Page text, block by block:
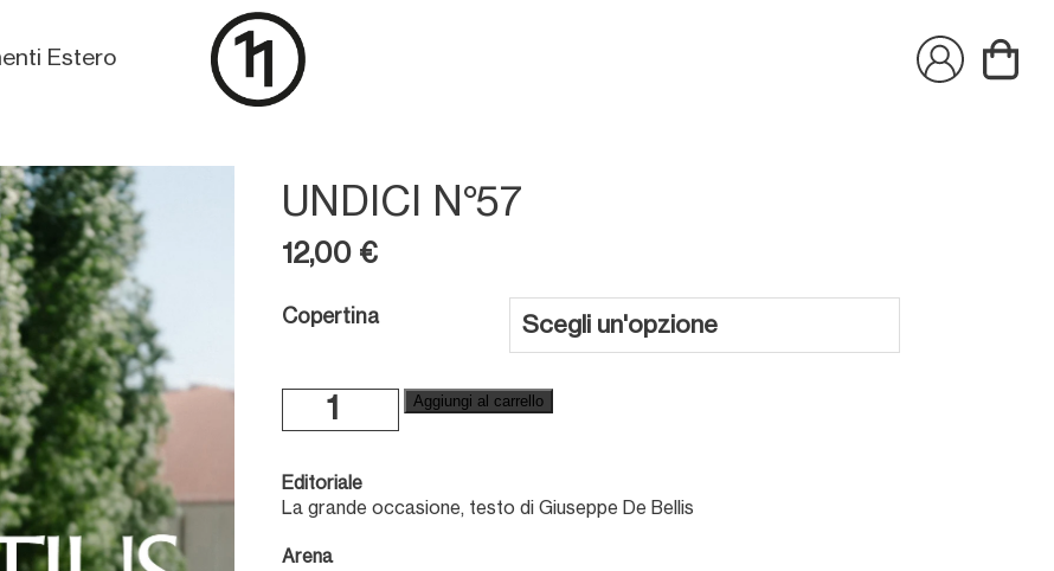
Estero
UNDICI N°57
12,00 €
Editoriale
La grande occasione, testo di Giuseppe De Bellis
Arena
Copertina
Undici
quantità
Aggiungi al carrello